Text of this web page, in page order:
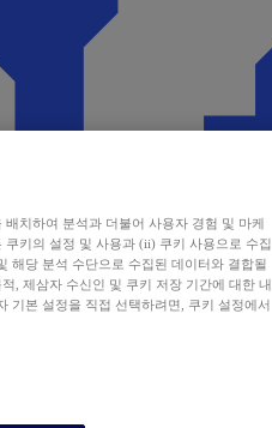
치하여 분석과 더불어 사용자 경험 및 마케
쿠키의 설정 및 사용과 (ii) 쿠키 사용으로 수집
해당 분석 수단으로 수집된 데이터와 결합될
, 제삼자 수신인 및 쿠키 저장 기간에 대한 내
기본 설정을 직접 선택하려면, 쿠키 설정에서